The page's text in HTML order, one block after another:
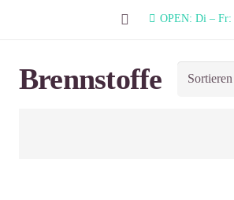
OPEN: Di – Fr:
Brennstoffe